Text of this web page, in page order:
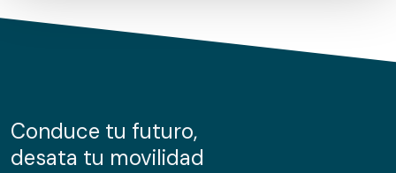
de cookies.
información sobre el uso que haga del sitio web con
nuestros partners de redes sociales, publicidad y análisis
Conduce tu futuro,
desata tu movilidad